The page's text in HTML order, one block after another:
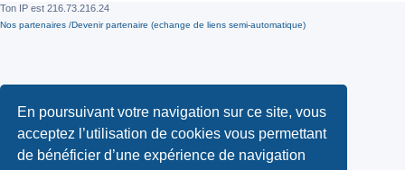
En poursuivant votre navigation sur ce site, vous
acceptez l’utilisation de cookies vous permettant
de bénéficier d’une expérience de navigation
Ton IP est 216.73.216.24
Nos partenaires /Devenir partenaire (echange de liens semi-automatique)